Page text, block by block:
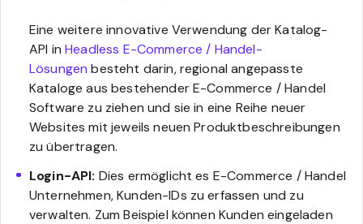
Eine weitere innovative Verwendung der Katalog-
API inHeadless E-Commerce / Handel-
Lösungen besteht darin, regional angepasste
Kataloge aus bestehender E-Commerce / Handel
Software zu ziehen und sie in eine Reihe neuer
Websites mit jeweils neuen Produktbeschreibungen
zu übertragen.
Login-API: Dies ermöglicht es E-Commerce / Handel
Unternehmen, Kunden-IDs zu erfassen und zu
verwalten. Zum Beispiel können Kunden eingeladen